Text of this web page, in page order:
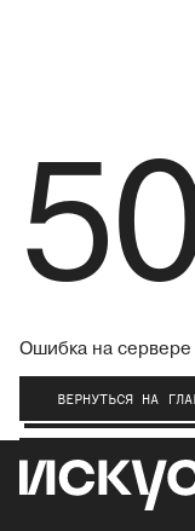
Ошибка на сервере
ВЕРНУТЬСЯ НА